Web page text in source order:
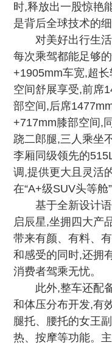
时,释放出一股惊艳
是背后全球技术的细
对美好出行生
每次乘驾都能足够
+1905mm车宽,超
空间舒展享受,前席
部空间,后席
+717mm膝部空间,
跷二郎腿,三人乘坐
李厢同级领先的
调,提供更大且灵活
在“A+级SUV头等舱
基于全新设计
启辰星,坐拥四大产
带来有颜、有料、
和感受的同时,还拥
消费者驾乘无忧。
此外,整车还配
和体压分布开发,有
腿托、腰托的女王
热、按摩等功能。